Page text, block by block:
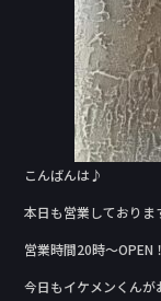
こんばんは♪
本日も営業しておりま
営業時間20時〜OPEN！
今日もイケメンくん